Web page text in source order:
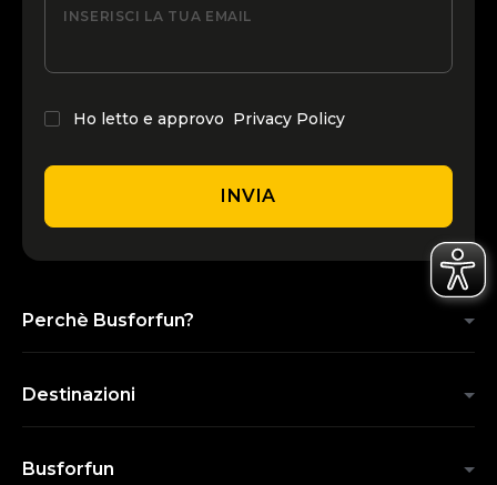
INSERISCI LA TUA EMAIL
Ho letto e approvo Privacy Policy
INVIA
Perchè Busforfun?
Destinazioni
Busforfun